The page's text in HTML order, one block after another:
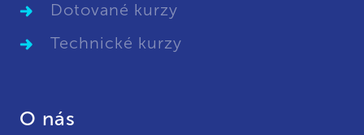
Dotované kurzy
Technické kurzy
O nás